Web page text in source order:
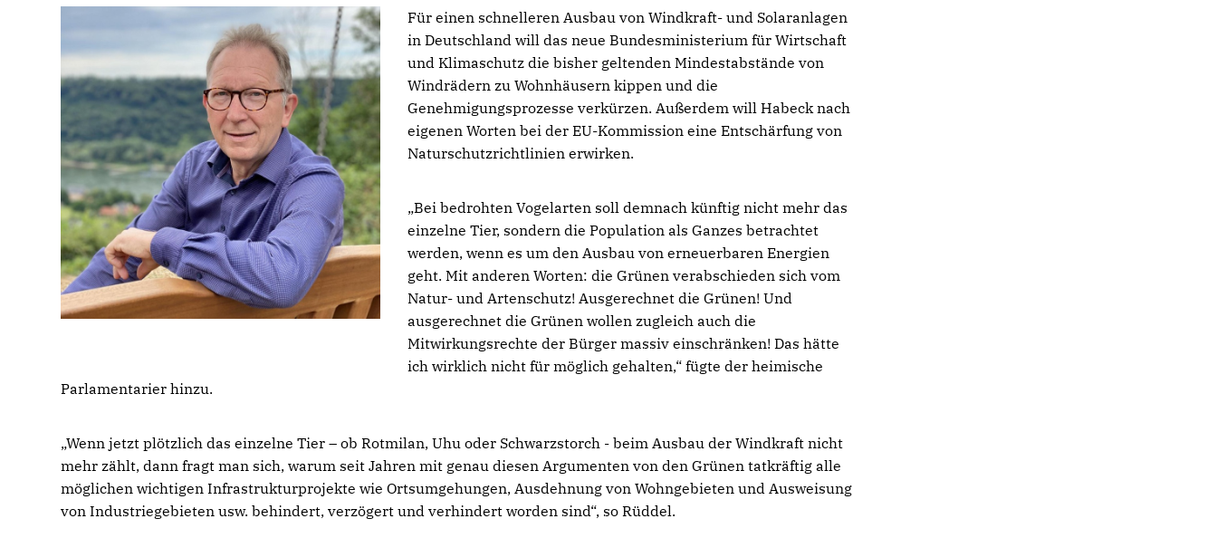
Für einen schnelleren Ausbau von Windkraft- und Solaranlagen
in Deutschland will das neue Bundesministerium für Wirtschaft
und Klimaschutz die bisher geltenden Mindestabstände von
Windrädern zu Wohnhäusern kippen und die
Genehmigungsprozesse verkürzen. Außerdem will Habeck nach
eigenen Worten bei der EU-Kommission eine Entschärfung von
Naturschutzrichtlinien erwirken.
Bei bedrohten Vogelarten soll demnach künftig nicht mehr das
einzelne Tier, sondern die Population als Ganzes betrachtet
werden, wenn es um den Ausbau von erneuerbaren Energien
geht. Mit anderen Worten: die Grünen verabschieden sich vom
Natur- und Artenschutz! Ausgerechnet die Grünen! Und
ausgerechnet die Grünen wollen zugleich auch die
Mitwirkungsrechte der Bürger massiv einschränken! Das hätte
ich wirklich nicht für möglich gehalten,“ fügte der heimische
Parlamentarier hinzu.
Wenn jetzt plötzlich das einzelne Tier – ob Rotmilan, Uhu oder Schwarzstorch - beim Ausbau der Windkraft nicht
mehr zählt, dann fragt man sich, warum seit Jahren mit genau diesen Argumenten von den Grünen tatkräftig alle
möglichen wichtigen Infrastrukturprojekte wie Ortsumgehungen, Ausdehnung von Wohngebieten und Ausweisung
von Industriegebieten usw. behindert, verzögert und verhindert worden sind“, so Rüddel.